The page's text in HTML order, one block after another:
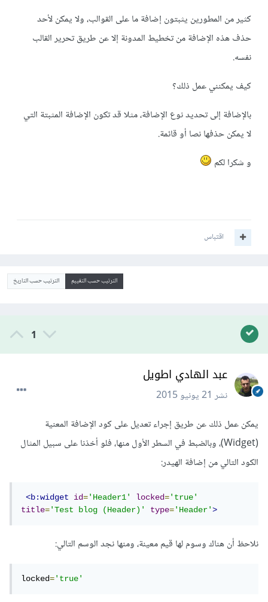
كثير من المطورين يثبتون إضافة ما على القوالب، ولا يمكن لأحد
حذف هذه الإضافة من تخطيط المدونة إلا عن طريق تحرير القالب
نفسه.
كيف يمكنني عمل ذلك؟
بالإضافة إلى تحديد نوع الإضافة، مثلا قد تكون الإضافة المثبتة التي
لا يمكن حذفها نصا أو قائمة.
و شكرا لكم
اقتباس
الترتيب حسب التقييم الترتيب حسب التاريخ
1
عبد الهادي اطويل
نشر21 يونيو 2015
يمكن عمل ذلك عن طريق إجراء تعديل على كود الإضافة المعنية
(Widget)، وبالضبط في السطر الأول منها، فلو أخذنا على سبيل المثال
الكود التالي من إضافة الهيدر:
<b:widget id='Header1' locked='true'
title='Test blog (Header)' type='Header'>
نلاحظ أن هناك وسوم لها قيم معينة، ومنها نجد الوسم التالي:
locked='true'